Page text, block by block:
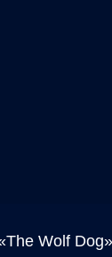
Wolf